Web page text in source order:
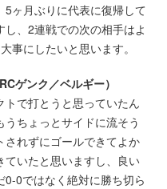
ヶ月ぶりに代表に復帰して
、2連戦での次の相手はよ
事にしたいと思います。
ゲンク／ベルギー）
で打とうと思っていたん
ちょっとサイドに流そう
されずにゴールできてよか
ていたと思いますし、良い
0ではなく絶対に勝ち切ら